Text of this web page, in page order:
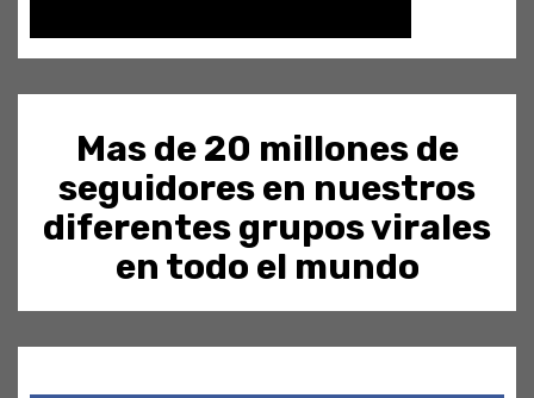
Mas de 20 millones de
seguidores en nuestros
diferentes grupos virales
en todo el mundo